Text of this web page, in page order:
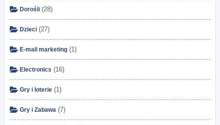
Dorośli (28)
Dzieci (27)
E-mail marketing (1)
Electronics (16)
Gry i loterie (1)
Gry i Zabawa (7)